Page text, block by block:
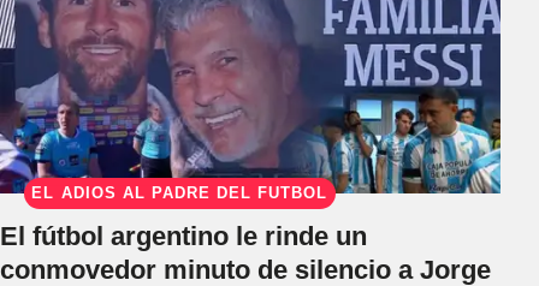
EL ADIÓS AL PADRE DEL FÚTBOL
El fútbol argentino le rinde un
conmovedor minuto de silencio a Jorge